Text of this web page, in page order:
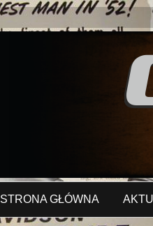
STRONA GŁÓWNA